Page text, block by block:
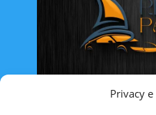
Privacy